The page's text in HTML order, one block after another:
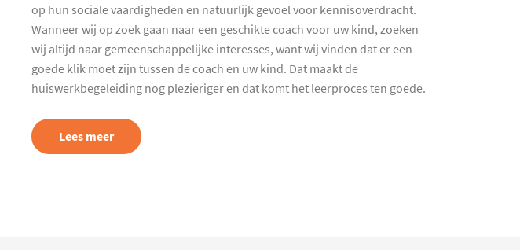
op hun sociale vaardigheden en natuurlijk gevoel voor kennisoverdracht.
Wanneer wij op zoek gaan naar een geschikte coach voor uw kind, zoeken
wij altijd naar gemeenschappelijke interesses, want wij vinden dat er een
goede klik moet zijn tussen de coach en uw kind. Dat maakt de
huiswerkbegeleiding nog plezieriger en dat komt het leerproces ten goede.
Lees meer